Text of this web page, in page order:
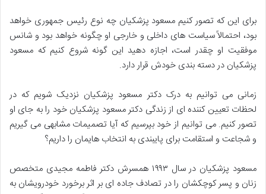
برای این که تصور کنیم مسعود پزشکیان چه نوع رئیس جمهوری خواهد
بود، احتمالاً سیاست های داخلی و خارجی او چگونه خواهد بود و شانس
موفقیت او چقدر است، اجازه دهید این گونه شروع کنیم که مسعود
پزشکیان در دسته بندی خودش قرار دارد.
زمانی می توانیم به درک دکتر مسعود پزشکیان نزدیک شویم که در
لحظات تعیین کننده ای از زندگی دکتر مسعود پزشکیان خود را به جای او
تصور کنیم. می توانیم از خود بپرسیم که آیا تصمیمات مشابهی می گیریم
و شجاعت و استقامت برای پایبندی به انتخاب هایمان را داریم؟
مسعود پزشکیان در سال ۱۹۹۳ همسرش دکتر فاطمه مجیدی متخصص
زنان و پسر کوچکشان را در تصادف جاده ای بر اثر برخورد خودرویشان به